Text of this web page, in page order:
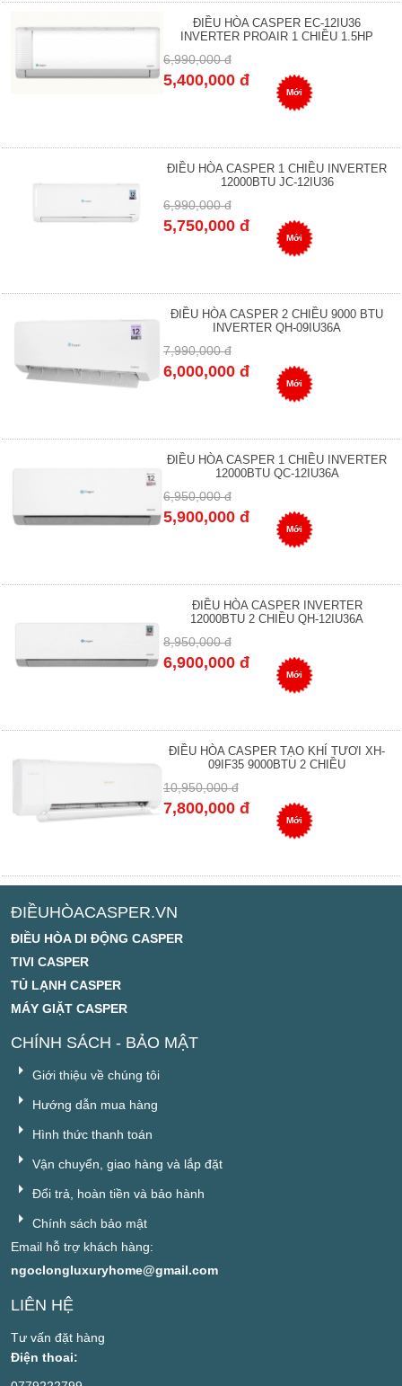
ĐIỀU HÒA CASPER EC-12IU36
INVERTER PROAIR 1 CHIỀU 1.5HP
6,990,000 đ
5,400,000 đ
Mới
ĐIỀU HÒA CASPER 1 CHIỀU INVERTER
12000BTU JC-12IU36
6,990,000 đ
5,750,000 đ
Mới
ĐIỀU HÒA CASPER 2 CHIỀU 9000 BTU
INVERTER QH-09IU36A
7,990,000 đ
6,000,000 đ
Mới
ĐIỀU HÒA CASPER 1 CHIỀU INVERTER
12000BTU QC-12IU36A
6,950,000 đ
5,900,000 đ
Mới
ĐIỀU HÒA CASPER INVERTER
12000BTU 2 CHIỀU QH-12IU36A
8,950,000 đ
6,900,000 đ
Mới
ĐIỀU HÒA CASPER TẠO KHÍ TƯƠI XH-
09IF35 9000BTU 2 CHIỀU
10,950,000 đ
7,800,000 đ
Mới
ĐIỀUHÒACASPER.VN
ĐIỀU HÒA DI ĐỘNG CASPER
TIVI CASPER
TỦ LẠNH CASPER
MÁY GIẶT CASPER
CHÍNH SÁCH - BẢO MẬT
Giới thiệu về chúng tôi
Hướng dẫn mua hàng
Hình thức thanh toán
Vận chuyển, giao hàng và lắp đặt
Đổi trả, hoàn tiền và bảo hành
Chính sách bảo mật
Email hỗ trợ khách hàng:
ngoclongluxuryhome@gmail.com
LIÊN HỆ
Tư vấn đặt hàng
Điện thoai: